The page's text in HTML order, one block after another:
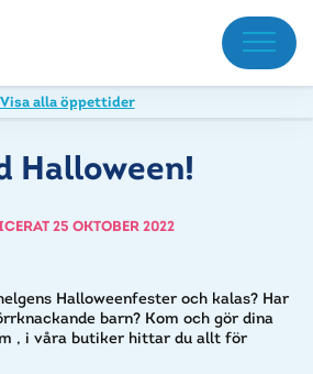
Meny
Visa alla öppettider
Halloween!
25 OKTOBER 2022
Halloweenfester och kalas? Har
barn? Kom och gör dina
, i våra butiker hittar du allt för